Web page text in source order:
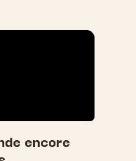
encore